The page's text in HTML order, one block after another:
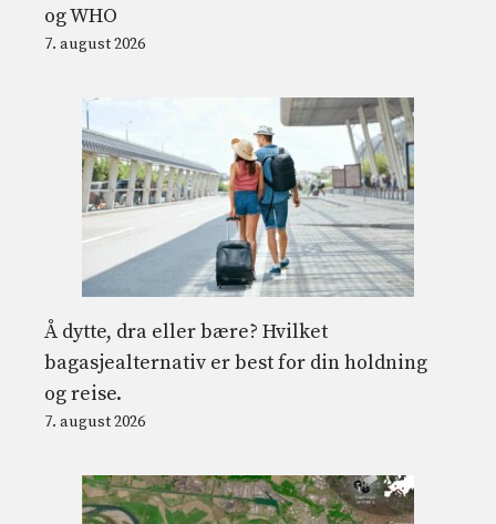
og WHO
7. august 2026
Å dytte, dra eller bære? Hvilket
bagasjealternativ er best for din holdning
og reise.
7. august 2026